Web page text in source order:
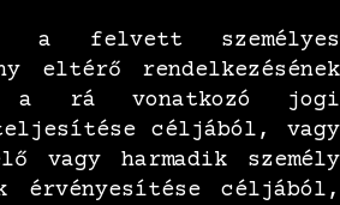
a felvett személyes
eltérő rendelkezésének
a rá vonatkozó jogi
céljából, vagy
vagy harmadik személy
érvényesítése céljából,